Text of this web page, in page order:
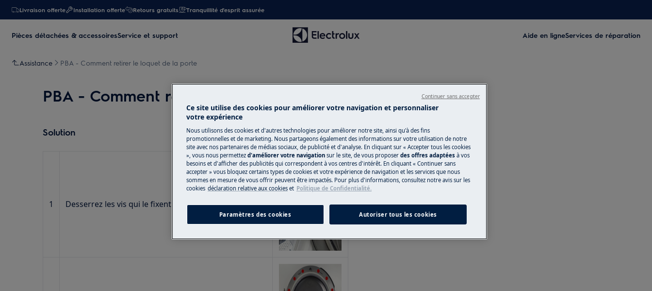
Livraison offerte Installation offerte Retours gratuits Tranquillité d'esprit assurée
Pièces détachées & accessoiresService et support Aide en ligneServices de réparation
Assistance PBA - Comment retirer le loquet de la porte
PBA - Comment retirer le loquet de la porte
Solution
1 Desserrez les vis qui le fixent au meuble.
Ce site utilise des cookies pour améliorer votre navigation et personnaliser
votre expérience
Nous utilisons des cookies et d'autres technologies pour améliorer notre site, ainsi qu'à des fins
promotionnelles et de marketing. Nous partageons également des informations sur votre utilisation de notre
site avec nos partenaires de médias sociaux, de publicité et d'analyse. En cliquant sur « Accepter tous les cookies
», vous nous permettez d'améliorer votre navigation sur le site, de vous proposer des offres adaptées à vos
besoins et d'afficher des publicités qui correspondent à vos centres d'intérêt. En cliquant « Continuer sans
accepter » vous bloquez certains types de cookies et votre expérience de navigation et les services que nous
sommes en mesure de vous offrir peuvent être impactés. Pour plus d'informations, consultez notre avis sur les
cookies déclaration relative aux cookies et Politique de Confidentialité.
Paramètres des cookies Autoriser tous les cookies
Continuer sans accepter